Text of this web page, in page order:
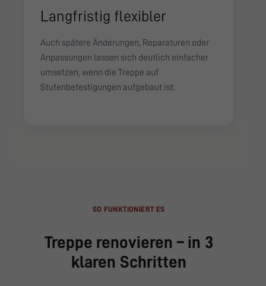
Langfristig flexibler
Auch spätere Änderungen, Reparaturen oder
Anpassungen lassen sich deutlich einfacher
umsetzen, wenn die Treppe auf
Stufenbefestigungen aufgebaut ist.
SO FUNKTIONIERT ES
Treppe renovieren – in 3
klaren Schritten